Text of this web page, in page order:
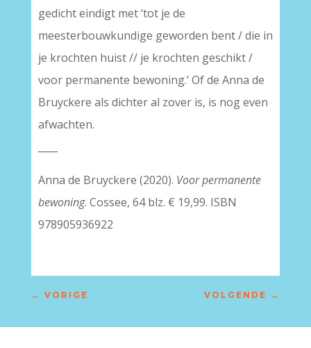
gedicht eindigt met ‘tot je de
meesterbouwkundige geworden bent / die in
je krochten huist // je krochten geschikt /
voor permanente bewoning.’ Of de Anna de
Bruyckere als dichter al zover is, is nog even
afwachten.
Anna de Bruyckere (2020). Voor permanente
bewoning. Cossee, 64 blz. € 19,99. ISBN
978905936922
← VORIGE VOLGENDE →